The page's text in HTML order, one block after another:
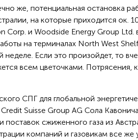
же, потенциальная остановка
на которые приходится ок.
Corp. и Woodside Energy Group Ltd.
на терминалах North West
Если это произойдет, то
всем цветочками. Потрясения,
СПГ для глобальной
Suisse Group AG Сола
сжиженного газа из
компаний и газовикам все же